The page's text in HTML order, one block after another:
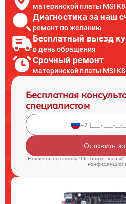
материнской платы MSI
Диагностика за наш
ремонт по желанию
Бесплатный выезд
в день обращения
Срочный ремонт
материнской платы MSI
Бесплатная
специалистом
Оставить
Нажимая на кнопку "Оставить